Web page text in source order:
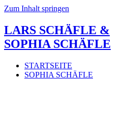
Zum Inhalt springen
LARS SCHÄFLE &
SOPHIA SCHÄFLE
STARTSEITE
SOPHIA SCHÄFLE